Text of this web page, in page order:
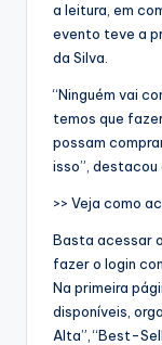
a leitura, em
evento teve a
da Silva.
“Ninguém vai
temos que
possam
isso”, destacou
>> Veja como
Basta acessar
fazer o login
Na primeira
disponíveis,
Alta”, “Best-